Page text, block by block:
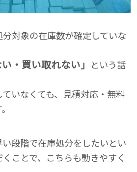
対象の在庫数が確定していな
・買い取れない」 という話
いなくても、見積対応・無料
段階で在庫処分をしたいとい
ことで、こちらも動きやすく